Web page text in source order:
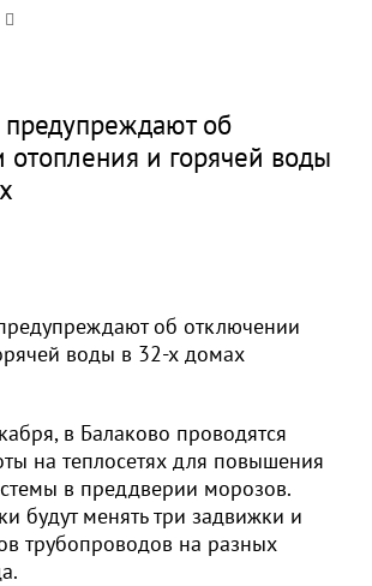
предупреждают об
и горячей воды
в Балаково проводятся
на теплосетях для повышения
в преддверии морозов.
будут менять три задвижки и
трубопроводов на разных